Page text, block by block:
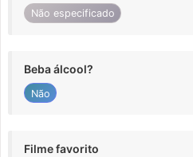
Não especificado
Beba álcool?
Não
Filme favorito